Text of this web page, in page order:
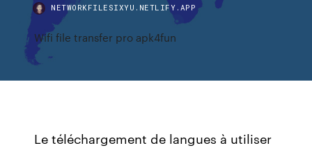
NETWORKFILESIXYU.NETLIFY.APP
Wifi file transfer pro apk4fun
Le téléchargement de langues à utiliser